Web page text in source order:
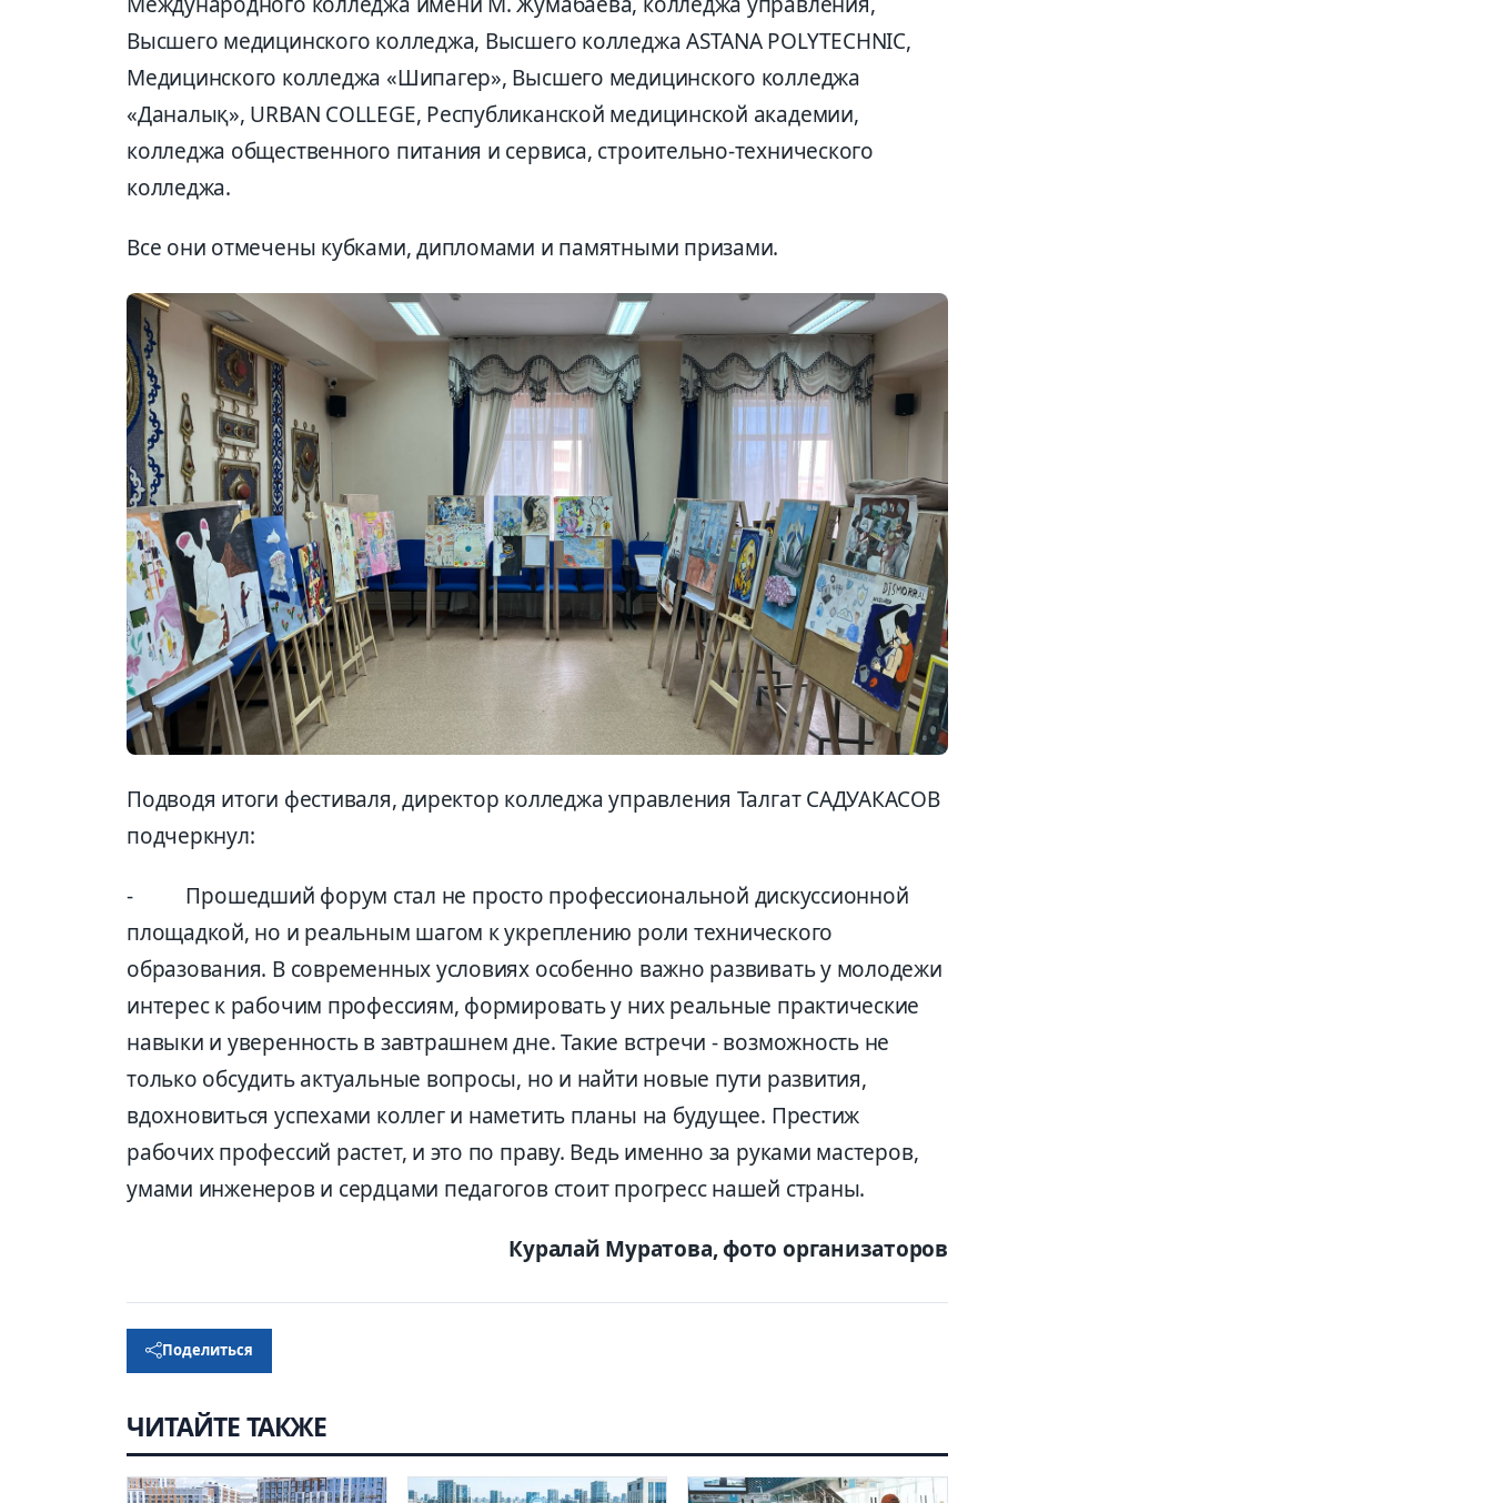
Высшего медицинского колледжа, Высшего колледжа ASTANA POLYTECHNIC,
Медицинского колледжа «Шипагер», Высшего медицинского колледжа
«Даналық», URBAN COLLEGE, Республиканской медицинской академии,
колледжа общественного питания и сервиса, строительно-технического
колледжа.
Все они отмечены кубками, дипломами и памятными призами.
Подводя итоги фестиваля, директор колледжа управления Талгат САДУАКАСОВ
подчеркнул:
- Прошедший форум стал не просто профессиональной дискуссионной
площадкой, но и реальным шагом к укреплению роли технического
образования. В современных условиях особенно важно развивать у молодежи
интерес к рабочим профессиям, формировать у них реальные практические
навыки и уверенность в завтрашнем дне. Такие встречи - возможность не
только обсудить актуальные вопросы, но и найти новые пути развития,
вдохновиться успехами коллег и наметить планы на будущее. Престиж
рабочих профессий растет, и это по праву. Ведь именно за руками мастеров,
умами инженеров и сердцами педагогов стоит прогресс нашей страны.
Куралай Муратова, фото организаторов
Поделиться
ЧИТАЙТЕ ТАКЖЕ